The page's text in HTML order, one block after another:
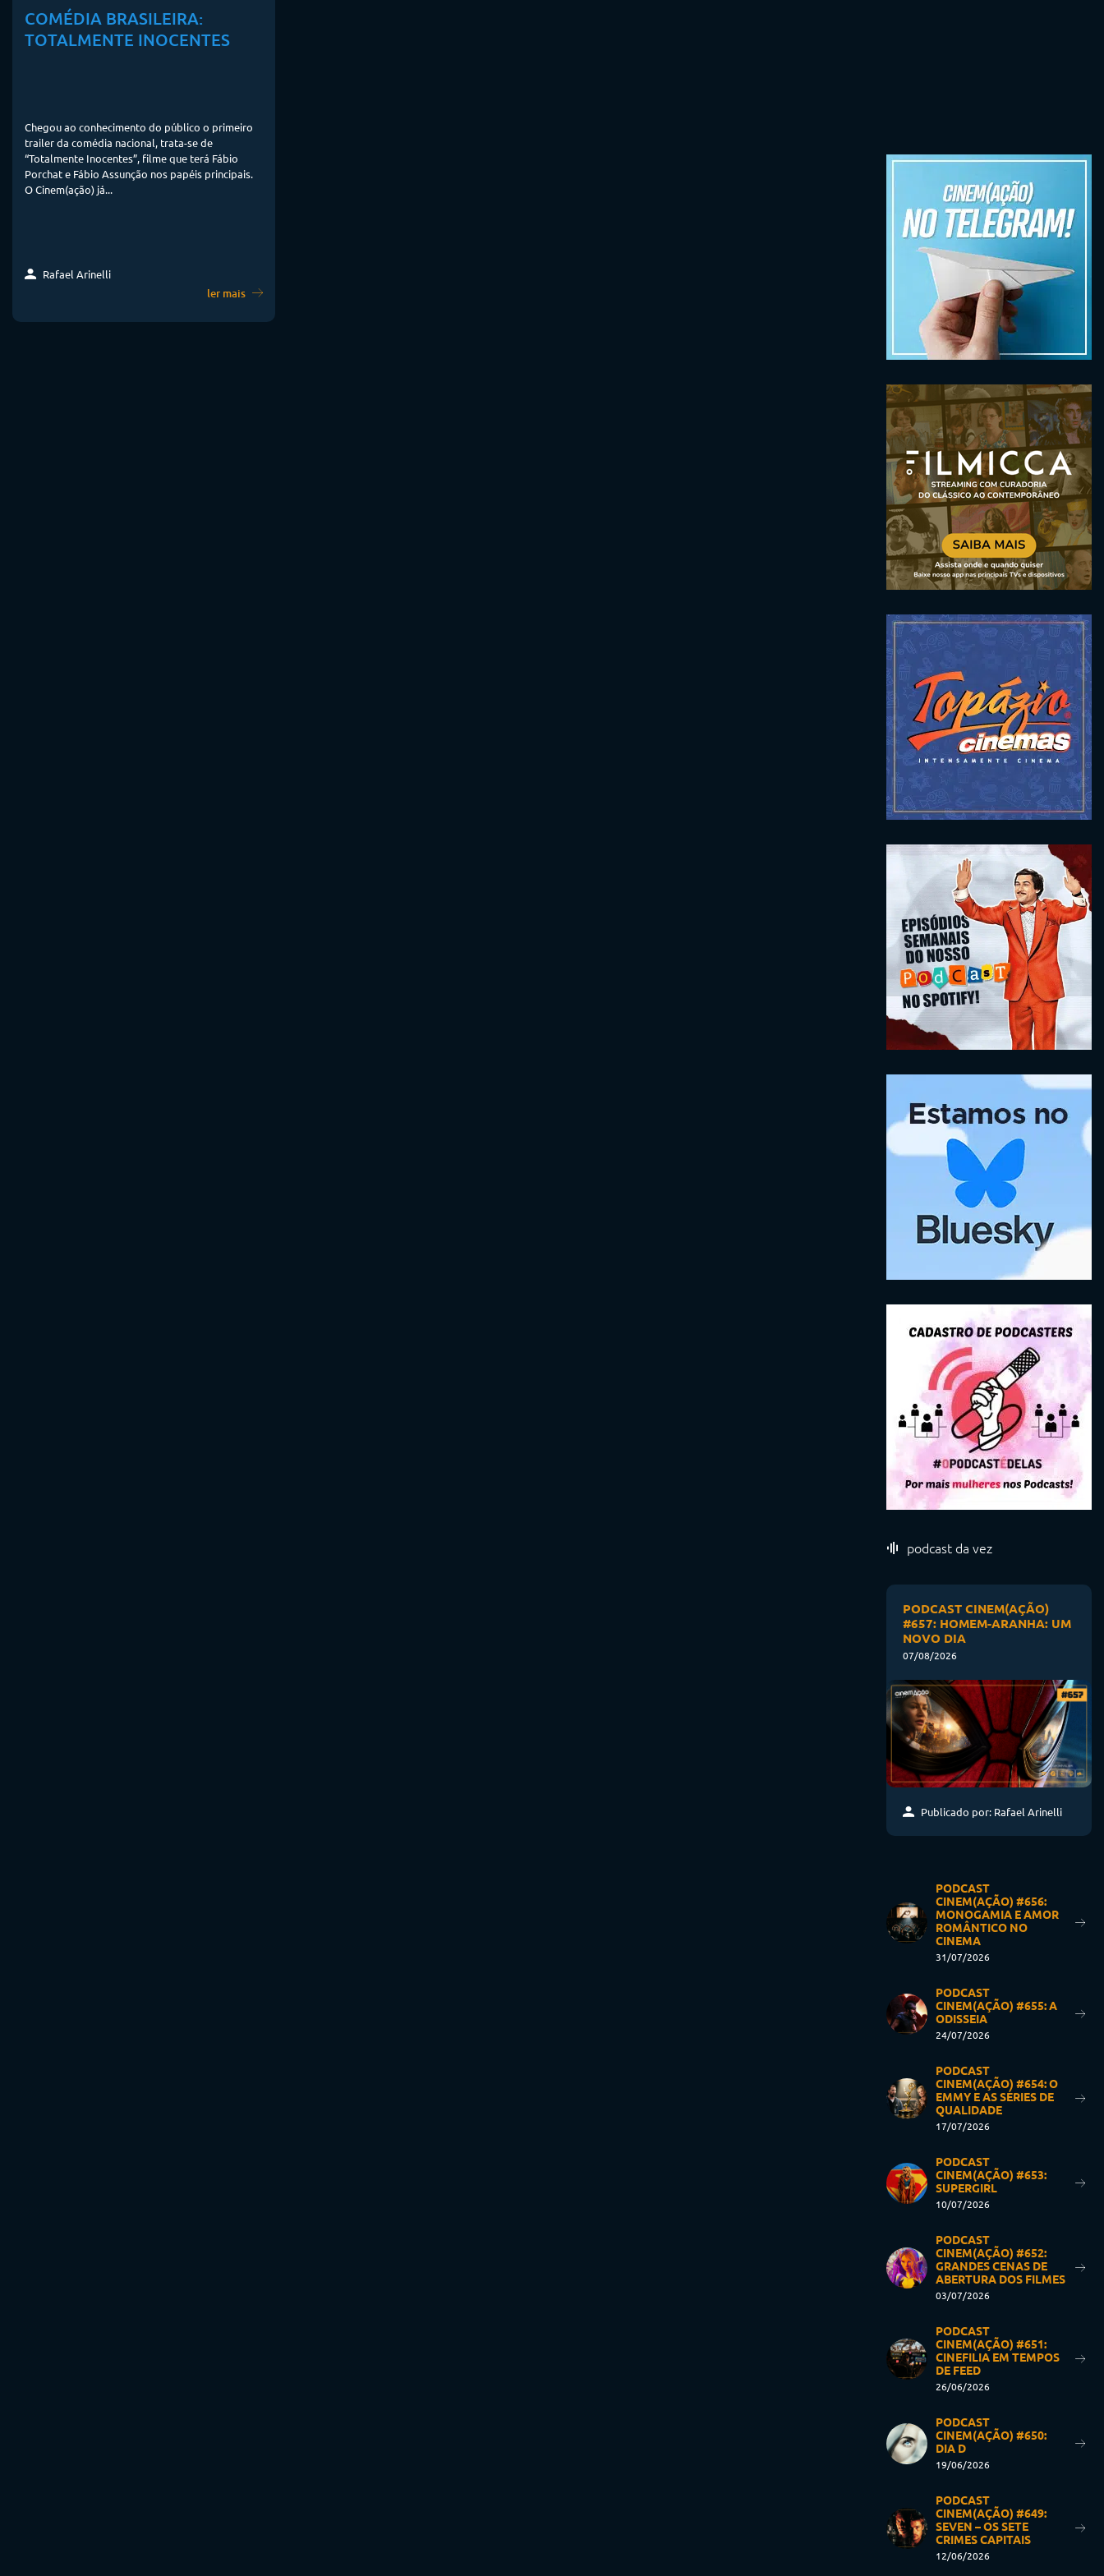
COMÉDIA BRASILEIRA:
TOTALMENTE INOCENTES
Chegou ao conhecimento do público o primeiro
trailer da comédia nacional, trata-se de
“Totalmente Inocentes”, filme que terá Fábio
Porchat e Fábio Assunção nos papéis principais.
O Cinem(ação) já...
Rafael Arinelli
ler mais
podcast da vez
PODCAST CINEM(AÇÃO)
#657: HOMEM-ARANHA: UM
NOVO DIA
07/08/2026
Publicado por: Rafael Arinelli
PODCAST
CINEM(AÇÃO) #656:
MONOGAMIA E AMOR
ROMÂNTICO NO
CINEMA
31/07/2026
PODCAST
CINEM(AÇÃO) #655: A
ODISSEIA
24/07/2026
PODCAST
CINEM(AÇÃO) #654: O
EMMY E AS SÉRIES DE
QUALIDADE
17/07/2026
PODCAST
CINEM(AÇÃO) #653:
SUPERGIRL
10/07/2026
PODCAST
CINEM(AÇÃO) #652:
GRANDES CENAS DE
ABERTURA DOS FILMES
03/07/2026
PODCAST
CINEM(AÇÃO) #651:
CINEFILIA EM TEMPOS
DE FEED
26/06/2026
PODCAST
CINEM(AÇÃO) #650:
DIA D
19/06/2026
PODCAST
CINEM(AÇÃO) #649:
SEVEN – OS SETE
CRIMES CAPITAIS
12/06/2026